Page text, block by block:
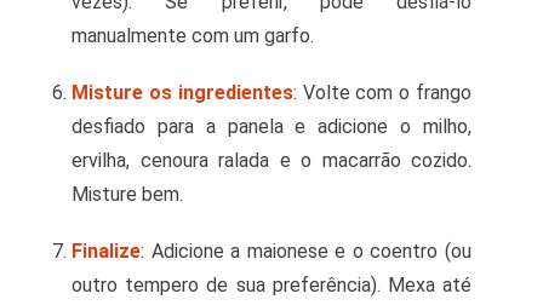
manualmente com um garfo.
Misture os ingredientes: Volte com o frango
desfiado para a panela e adicione o milho,
ervilha, cenoura ralada e o macarrão cozido.
Misture bem.
Finalize: Adicione a maionese e o coentro (ou
outro tempero de sua preferência). Mexa até